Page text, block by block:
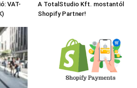
VAT-
A TotalStudio Kft. mostantól
Shopify Partner!